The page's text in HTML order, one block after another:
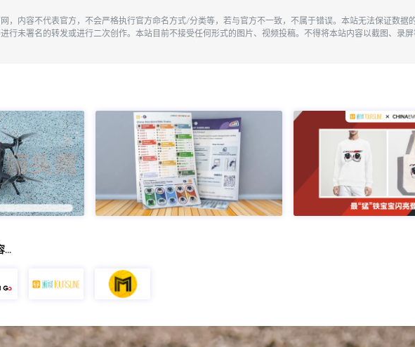
，内容不代表官方，不会严格执行官方命名方式/分类等，若与官方不一致，不属于错误。本站无法保证数
行未署名的转发或进行二次创作。本站目前不接受任何形式的图片、视频投稿。不得将本站内容以截图、录
…